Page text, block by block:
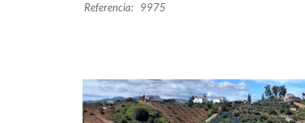
Referencia: 9975